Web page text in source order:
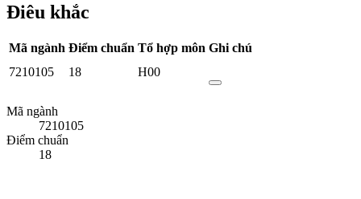
Điêu khắc
Mã ngành Điểm chuẩn Tổ hợp môn Ghi chú
7210105
18 H00
Mã ngành
7210105
Điểm chuẩn
18